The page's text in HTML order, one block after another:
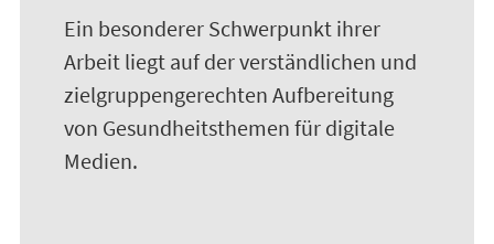
Ein besonderer Schwerpunkt ihrer
Arbeit liegt auf der verständlichen und
zielgruppengerechten Aufbereitung
von Gesundheitsthemen für digitale
Medien.